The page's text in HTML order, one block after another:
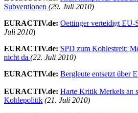
Subventionen (29. Juli 2010)
EURACTIV.de: Oettinger verteidigt EU-
Juli 2010)
EURACTIV.de: SPD zum Kohlestreit:
nicht da (22. Juli 2010)
EURACTIV.de: Bergleute entsetzt über
EURACTIV.de: Harte Kritik Merkels an
Kohlepolitik (21. Juli 2010)